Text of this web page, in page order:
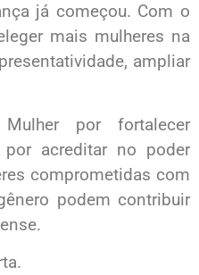
já começou. Com o
mais mulheres na
ampliar
por fortalecer
por acreditar no poder
comprometidas com
podem contribuir